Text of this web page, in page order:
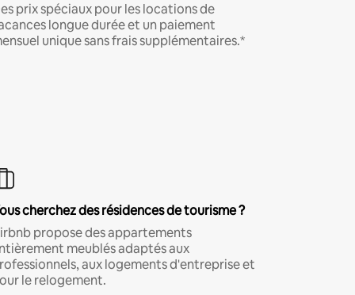
prix spéciaux pour les locations de
longue durée et un paiement
unique sans frais supplémentaires.*
cherchez des résidences de tourisme ?
propose des appartements
meublés adaptés aux
aux logements d'entreprise et
le relogement.